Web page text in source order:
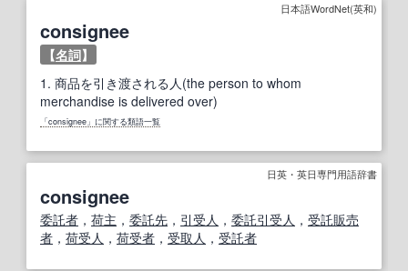
日本語WordNet(英和)
consignee
【名詞】
1. 商品を引き渡される人(the person to whom
merchandise is delivered over)
「consignee」に関する類語一覧
日英・英日専門用語辞書
consignee
委託者 ， 荷主 ， 委託先 ， 引受人 ， 委託引受人 ， 受託販売
者 ， 荷受人 ， 荷受者 ， 受取人 ， 受託者